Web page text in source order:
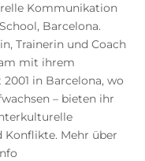
Kommunikation
Barcelona.
Trainerin und Coach
mit ihrem
in Barcelona, wo
– bieten ihr
Konflikte. Mehr über